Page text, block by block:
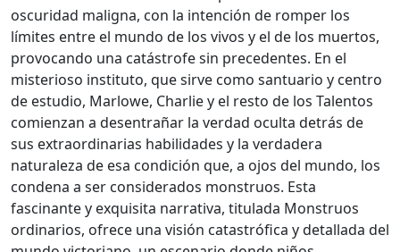
oscuridad maligna, con la intención de romper los
límites entre el mundo de los vivos y el de los muertos,
provocando una catástrofe sin precedentes. En el
misterioso instituto, que sirve como santuario y centro
de estudio, Marlowe, Charlie y el resto de los Talentos
comienzan a desentrañar la verdad oculta detrás de
sus extraordinarias habilidades y la verdadera
naturaleza de esa condición que, a ojos del mundo, los
condena a ser considerados monstruos. Esta
fascinante y exquisita narrativa, titulada Monstruos
ordinarios, ofrece una visión catastrófica y detallada del